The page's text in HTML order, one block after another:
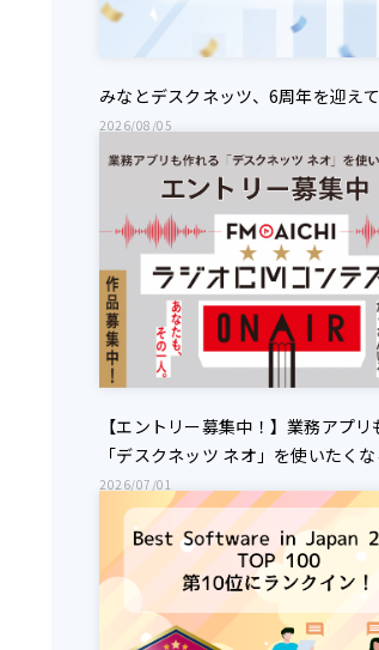
みなとデスクネッツ、6周年を迎えて
2026/08/05
【エントリー募集中！】業務アプリ
「デスクネッツ ネオ」を使いたく
2026/07/01